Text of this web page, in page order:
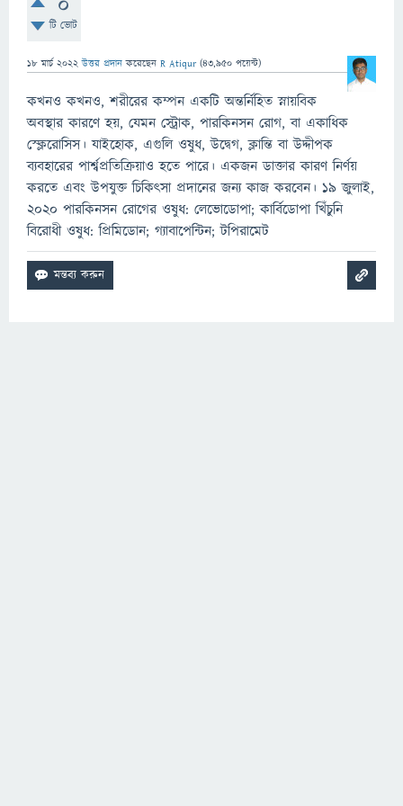
টি ভোট
18 মার্চ 2022 উত্তর প্রদান করেছেন R Atiqur (43,950 পয়েন্ট)
কখনও কখনও, শরীরের কম্পন একটি অন্তর্নিহিত স্নায়বিক
অবস্থার কারণে হয়, যেমন স্ট্রোক, পারকিনসন রোগ, বা একাধিক
স্ক্লেরোসিস। যাইহোক, এগুলি ওষুধ, উদ্বেগ, ক্লান্তি বা উদ্দীপক
ব্যবহারের পার্শ্বপ্রতিক্রিয়াও হতে পারে। একজন ডাক্তার কারণ নির্ণয়
করতে এবং উপযুক্ত চিকিৎসা প্রদানের জন্য কাজ করবেন। 19 জুলাই,
2020 পারকিনসন রোগের ওষুধ: লেভোডোপা; কার্বিডোপা খিঁচুনি
বিরোধী ওষুধ: প্রিমিডোন; গ্যাবাপেন্টিন; টপিরামেট